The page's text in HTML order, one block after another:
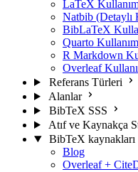
LaTeX
Natbib (Detaylı
BibLaTeX
Quarto
R Markdown
Overleaf
Referans Türleri
Alanlar
BibTeX SSS
Atıf ve Kaynakça
BibTeX kaynakları
Blog
Overleaf +